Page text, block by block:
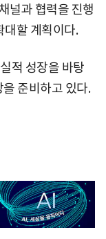
널과 협력을 진행
대할 계획이다.
적 성장을 바탕
준비하고 있다.